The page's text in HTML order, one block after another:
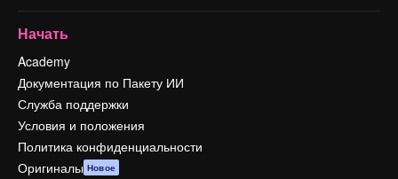
Начать
Academy
Документация по Пакету ИИ
Служба поддержки
Условия и положения
Политика конфиденциальности
Оригиналы Новое